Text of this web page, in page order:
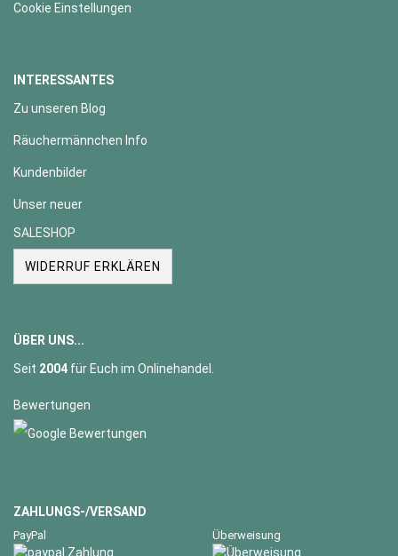
Cookie Einstellungen
INTERESSANTES
Zu unseren Blog
Räuchermännchen Info
Kundenbilder
Unser neuer
SALESHOP
WIDERRUF ERKLÄREN
ÜBER UNS...
Seit 2004 für Euch im Onlinehandel.
Bewertungen
ZAHLUNGS-/VERSAND
PayPal Überweisung